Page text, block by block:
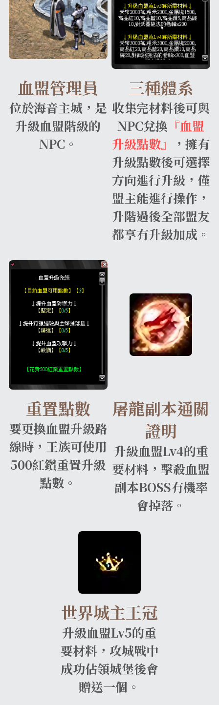
血盟管理員
位於海音主城，是
升級血盟階級的
NPC。
三種體系
收集完材料後可與
NPC兌換 『血盟
升級點數』
，擁有
升級點數後可選擇
方向進行升級，僅
盟主能進行操作，
升階過後全部盟友
都享有升級加成。
重置點數
要更換血盟升級路
線時，王族可使用
500紅鑽重置升級
點數。
屠龍副本通關
證明
升級血盟Lv4的重
要材料，擊殺血盟
副本BOSS有機率
會掉落。
世界城主王冠
升級血盟Lv5的重
要材料，攻城戰中
成功佔領城堡後會
贈送一個。